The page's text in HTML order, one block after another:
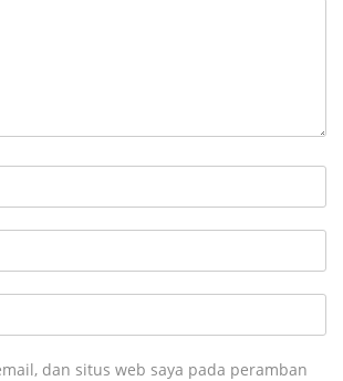
dan situs web saya pada peramban